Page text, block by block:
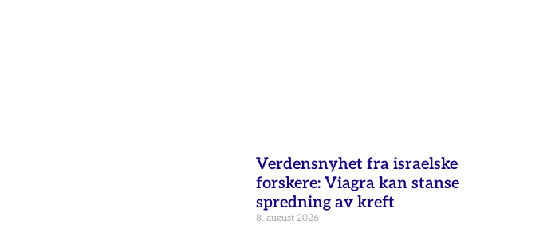
Verdensnyhet fra israelske
forskere: Viagra kan stanse
spredning av kreft
8. august 2026